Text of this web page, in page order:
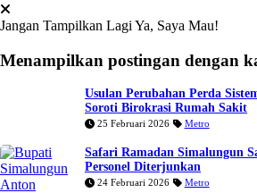
Jangan Tampilkan Lagi Ya, Saya Mau!
Menampilkan postingan dengan
Usulan Perubahan Perda
Soroti Birokrasi Rumah Sakit
25 Februari 2026 Metro
Safari Ramadan Simalungun
Personel Diterjunkan
24 Februari 2026 Metro